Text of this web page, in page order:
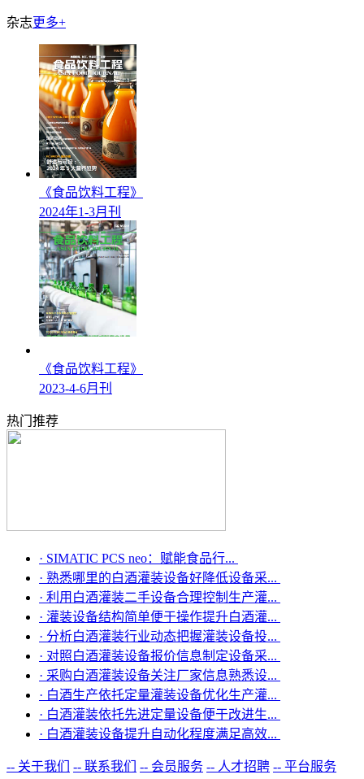
杂志更多+
《食品饮料工程》
2024年1-3月刊
《食品饮料工程》
2023-4-6月刊
热门推荐
· SIMATIC PCS neo：赋能食品行...
· 熟悉哪里的白酒灌装设备好降低设备采...
· 利用白酒灌装二手设备合理控制生产灌...
· 灌装设备结构简单便于操作提升白酒灌...
· 分析白酒灌装行业动态把握灌装设备投...
· 对照白酒灌装设备报价信息制定设备采...
· 采购白酒灌装设备关注厂家信息熟悉设...
· 白酒生产依托定量灌装设备优化生产灌...
· 白酒灌装依托先进定量设备便于改进生...
· 白酒灌装设备提升自动化程度满足高效...
-- 关于我们 -- 联系我们 -- 会员服务 -- 人才招聘 -- 平台服务